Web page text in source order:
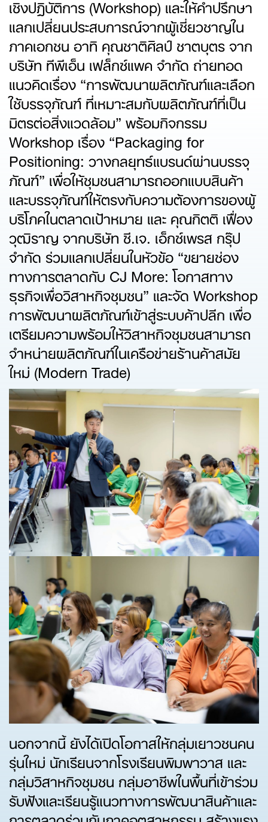
เชิงปฏิบัติการ (Workshop) และให้คำปรึกษา
แลกเปลี่ยนประสบการณ์จากผู้เชี่ยวชาญใน
ภาคเอกชน อาทิ คุณชาติศิลป์ ชาตบุตร จาก
บริษัท ทีพีเอ็น เฟล็กซ์แพค จำกัด ถ่ายทอด
แนวคิดเรื่อง “การพัฒนาผลิตภัณฑ์และเลือก
ใช้บรรจุภัณฑ์ ที่เหมาะสมกับผลิตภัณฑ์ที่เป็น
มิตรต่อสิ่งแวดล้อม” พร้อมกิจกรรม
Workshop เรื่อง “Packaging for
Positioning: วางกลยุทธ์แบรนด์ผ่านบรรจุ
ภัณฑ์” เพื่อให้ชุมชนสามารถออกแบบสินค้า
และบรรจุภัณฑ์ให้ตรงกับความต้องการของผู้
บริโภคในตลาดเป้าหมาย และ คุณกิตติ เฟื่อง
วุฒิราญ จากบริษัท ซี.เจ. เอ็กซ์เพรส กรุ๊ป
จำกัด ร่วมแลกเปลี่ยนในหัวข้อ “ขยายช่อง
ทางการตลาดกับ CJ More: โอกาสทาง
ธุรกิจเพื่อวิสาหกิจชุมชน” และจัด Workshop
การพัฒนาผลิตภัณฑ์เข้าสู่ระบบค้าปลีก เพื่อ
เตรียมความพร้อมให้วิสาหกิจชุมชนสามารถ
จำหน่ายผลิตภัณฑ์ในเครือข่ายร้านค้าสมัย
ใหม่ (Modern Trade)
นอกจากนี้ ยังได้เปิดโอกาสให้กลุ่มเยาวชนคน
รุ่นใหม่ นักเรียนจากโรงเรียนพิมพาวาส และ
กลุ่มวิสาหกิจชุมชน กลุ่มอาชีพในพื้นที่เข้าร่วม
รับฟังและเรียนรู้แนวทางการพัฒนาสินค้าและ